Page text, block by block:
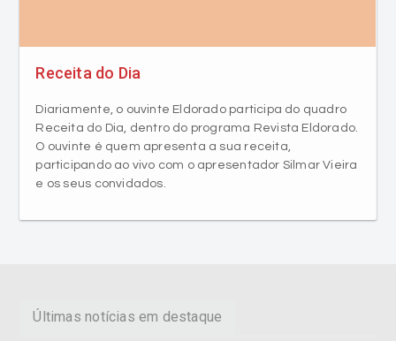
Receita do Dia
Diariamente, o ouvinte Eldorado participa do quadro
Receita do Dia, dentro do programa Revista Eldorado.
O ouvinte é quem apresenta a sua receita,
participando ao vivo com o apresentador Silmar Vieira
e os seus convidados.
Últimas notícias em destaque